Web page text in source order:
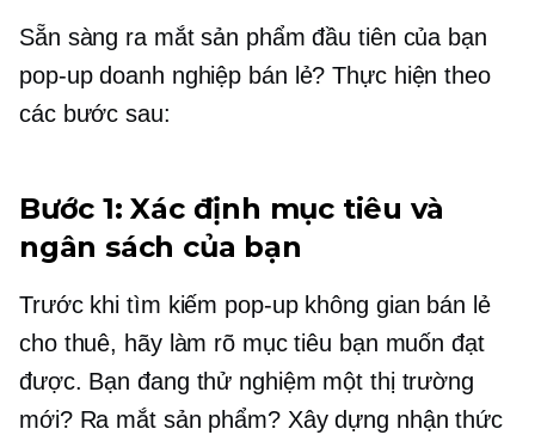
Sẵn sàng ra mắt sản phẩm đầu tiên của bạn
pop-updoanh nghiệp bán lẻ? Thực hiện theo
các bước sau:
Bước 1: Xác định mục tiêu và
ngân sách của bạn
Trước khi tìm kiếm pop-upkhông gian bán lẻ
cho thuê, hãy làm rõ mục tiêu bạn muốn đạt
được. Bạn đang thử nghiệm một thị trường
mới? Ra mắt sản phẩm? Xây dựng nhận thức